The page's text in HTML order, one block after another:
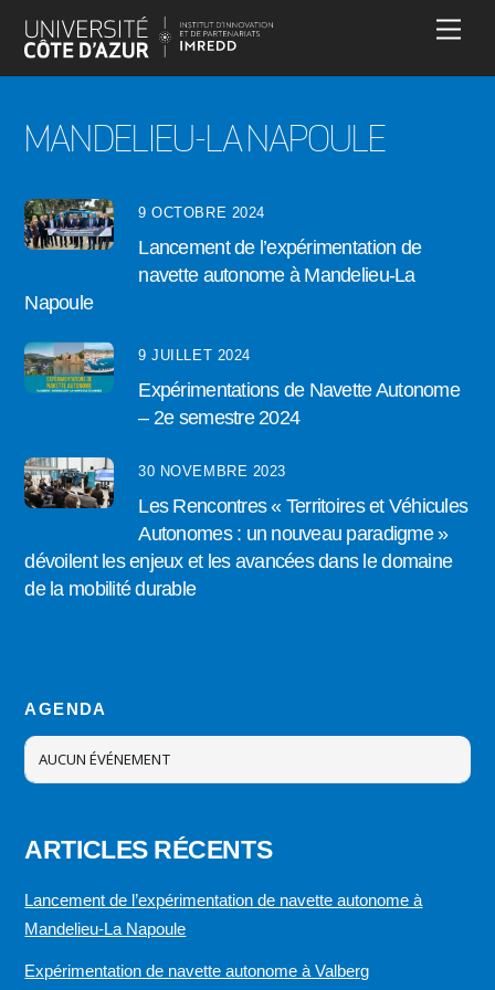
MANDELIEU-LA NAPOULE
9 OCTOBRE 2024
Lancement de l’expérimentation de
navette autonome à Mandelieu-La
Napoule
9 JUILLET 2024
Expérimentations de Navette Autonome
– 2e semestre 2024
30 NOVEMBRE 2023
Les Rencontres « Territoires et Véhicules
Autonomes : un nouveau paradigme »
dévoilent les enjeux et les avancées dans le domaine
de la mobilité durable
AGENDA
AUCUN ÉVÉNEMENT
ARTICLES RÉCENTS
Lancement de l’expérimentation de navette autonome à
Mandelieu-La Napoule
Expérimentation de navette autonome à Valberg